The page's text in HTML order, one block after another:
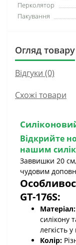
Перколятор
Пакування
Огляд товару
Відгуки (0)
Схожі товари
Відкрийте
нашим
Заввишки 20
чудовим
GT-176S:
Матеріал:
силікону
легкість
Колір: